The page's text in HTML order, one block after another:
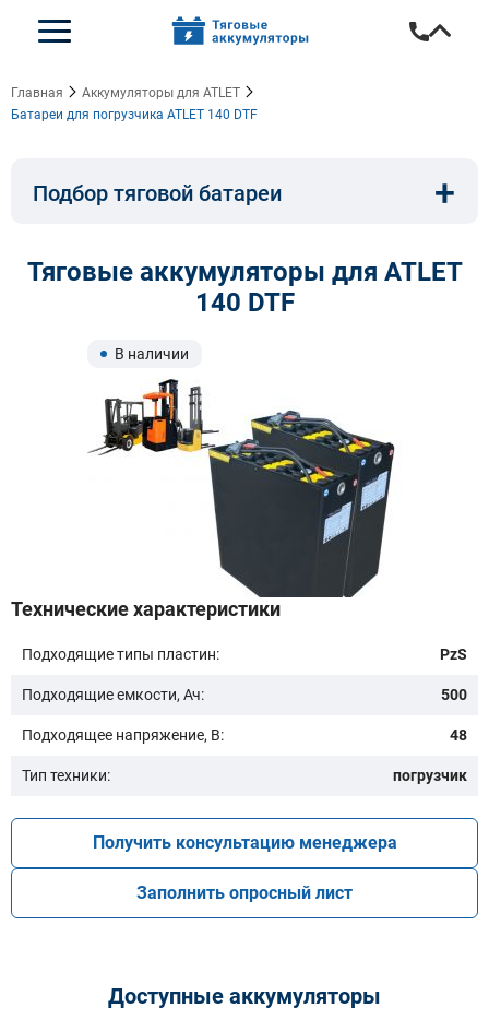
Главная
Аккумуляторы для ATLET
Батареи для погрузчика ATLET 140 DTF
Подбор тяговой батареи
Длина, мм:
Ширина, мм:
Подобрать
+
Тяговые аккумуляторы для ATLET
140 DTF
В наличии
Технические характеристики
Подходящие типы пластин: PzS
Подходящие емкости, Ач: 500
Подходящее напряжение, В: 48
Тип техники: погрузчик
Получить консультацию менеджера
Заполнить опросный лист
Доступные аккумуляторы